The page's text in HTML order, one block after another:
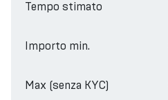
Tempo stimato
Importo min.
Max (senza KYC)